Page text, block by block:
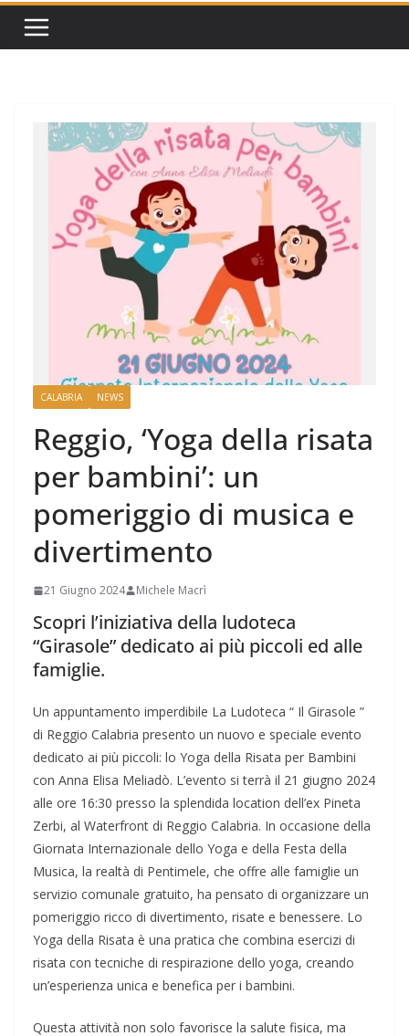
CALABRIA NEWS
Reggio, ‘Yoga della risata
per bambini’: un
pomeriggio di musica e
divertimento
21 Giugno 2024 Michele Macrì
Scopri l’iniziativa della ludoteca
“Girasole” dedicato ai più piccoli ed alle
famiglie.
Un appuntamento imperdibile La Ludoteca “ Il Girasole ”
di Reggio Calabria presento un nuovo e speciale evento
dedicato ai più piccoli: lo Yoga della Risata per Bambini
con Anna Elisa Meliadò. L’evento si terrà il 21 giugno 2024
alle ore 16:30 presso la splendida location dell’ex Pineta
Zerbi, al Waterfront di Reggio Calabria. In occasione della
Giornata Internazionale dello Yoga e della Festa della
Musica, la realtà di Pentimele, che offre alle famiglie un
servizio comunale gratuito, ha pensato di organizzare un
pomeriggio ricco di divertimento, risate e benessere. Lo
Yoga della Risata è una pratica che combina esercizi di
risata con tecniche di respirazione dello yoga, creando
un’esperienza unica e benefica per i bambini.
Questa attività non solo favorisce la salute fisica, ma